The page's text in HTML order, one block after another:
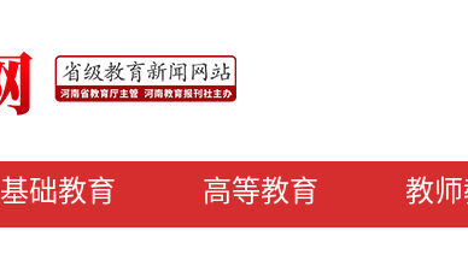
基础教育 高等教育 教